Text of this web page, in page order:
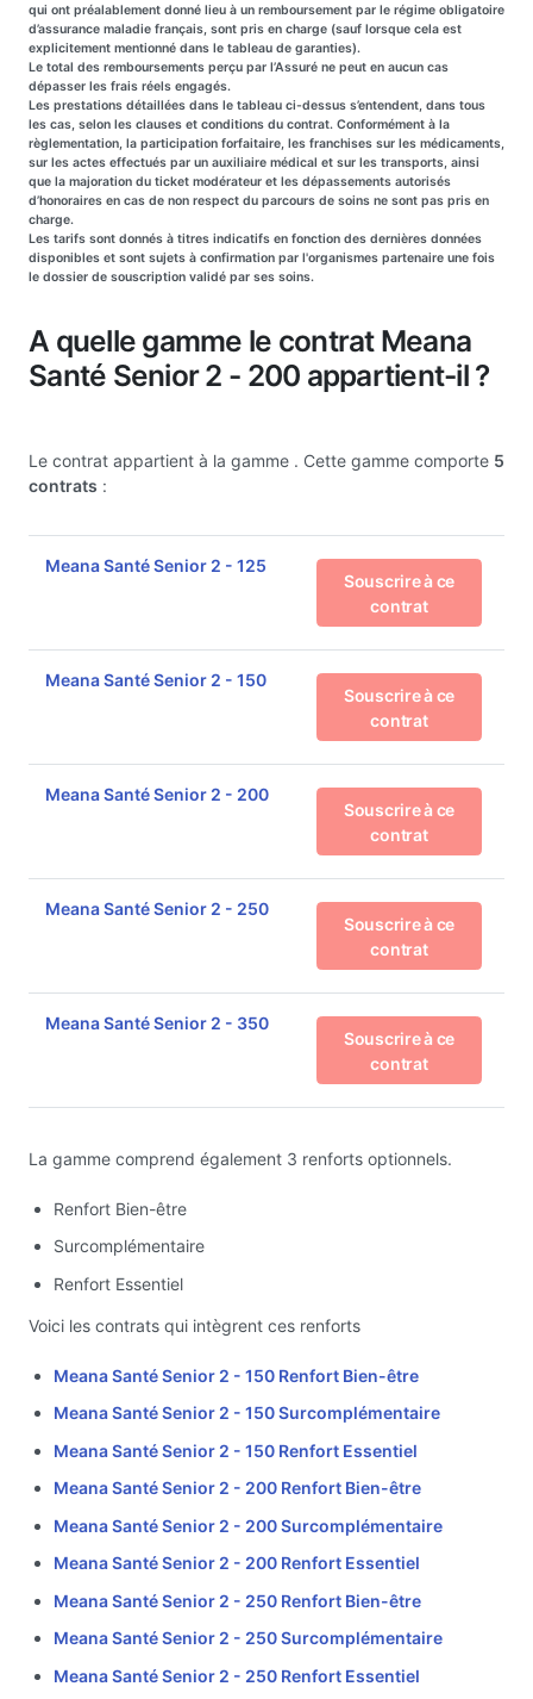
qui ont préalablement donné lieu à un remboursement par le régime obligatoire
d’assurance maladie français, sont pris en charge (sauf lorsque cela est
explicitement mentionné dans le tableau de garanties).
Le total des remboursements perçu par l’Assuré ne peut en aucun cas
dépasser les frais réels engagés.
Les prestations détaillées dans le tableau ci-dessus s’entendent, dans tous
les cas, selon les clauses et conditions du contrat. Conformément à la
règlementation, la participation forfaitaire, les franchises sur les médicaments,
sur les actes effectués par un auxiliaire médical et sur les transports, ainsi
que la majoration du ticket modérateur et les dépassements autorisés
d’honoraires en cas de non respect du parcours de soins ne sont pas pris en
charge.
Les tarifs sont donnés à titres indicatifs en fonction des dernières données
disponibles et sont sujets à confirmation par l'organismes partenaire une fois
le dossier de souscription validé par ses soins.
A quelle gamme le contrat Meana
Santé Senior 2 - 200 appartient-il ?
Le contrat appartient à la gamme . Cette gamme comporte 5
contrats :
Meana Santé Senior 2 - 125
Souscrire à ce
contrat
Meana Santé Senior 2 - 150
Souscrire à ce
contrat
Meana Santé Senior 2 - 200
Souscrire à ce
contrat
Meana Santé Senior 2 - 250
Souscrire à ce
contrat
Meana Santé Senior 2 - 350
Souscrire à ce
contrat
La gamme comprend également 3 renforts optionnels.
Renfort Bien-être
Surcomplémentaire
Renfort Essentiel
Voici les contrats qui intègrent ces renforts
Meana Santé Senior 2 - 150 Renfort Bien-être
Meana Santé Senior 2 - 150 Surcomplémentaire
Meana Santé Senior 2 - 150 Renfort Essentiel
Meana Santé Senior 2 - 200 Renfort Bien-être
Meana Santé Senior 2 - 200 Surcomplémentaire
Meana Santé Senior 2 - 200 Renfort Essentiel
Meana Santé Senior 2 - 250 Renfort Bien-être
Meana Santé Senior 2 - 250 Surcomplémentaire
Meana Santé Senior 2 - 250 Renfort Essentiel